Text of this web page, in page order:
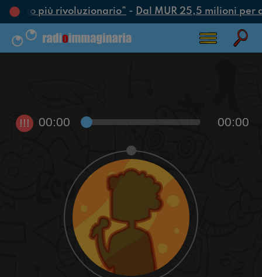
l’atto più rivoluzionario”- Dal MUR 25,5 milioni
!!! 00:00 00:00